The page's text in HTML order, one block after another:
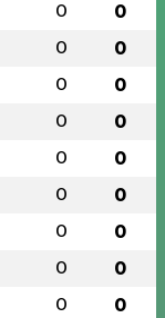
0 0
0 0
0 0
0 0
0 0
0 0
0 0
0 0
0 0